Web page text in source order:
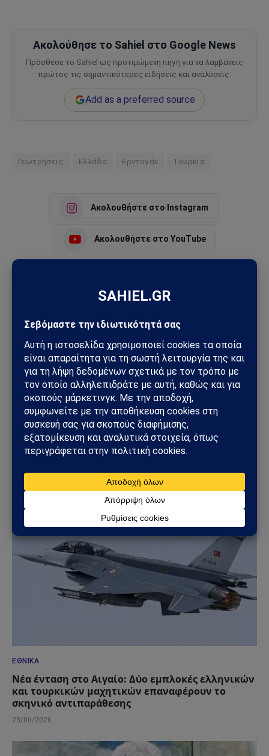
Ακολούθησε το Sahiel στο Google News
Πρόσθεσε το Sahiel ως προτιμώμενη πηγή για να λαμβάνεις
πρώτος τις σημαντικότερες ειδήσεις και αναλύσεις.
Add as a preferred source
Γεωτρήσεις Ελλάδα Ερντογάν Τουρκία
Ακολουθήστε στο Instagram
Ακολουθήστε στο YouTube
Sahiel Newsroom
Facebook
X
(Twitter)
PinterestInstagram
Tumblr
Το Sahiel.gr είναι ανεξάρτητη ψηφιακή πύλη ενημέρωσης
και ανάλυσης με έμφαση στη γεωπολιτική, τη διεθνή
ασφάλεια, τα εθνικά ζητήματα και τις διεθνείς εξελίξεις
που επηρεάζουν την Ελλάδα και τον ευρύτερο ελληνισμό.
ΕΘΝΙΚΆ
Νέα ένταση στο Αιγαίο: Δύο εμπλοκές ελληνικών
και τουρκικών μαχητικών επαναφέρουν το
σκηνικό αντιπαράθεσης
23/06/2026